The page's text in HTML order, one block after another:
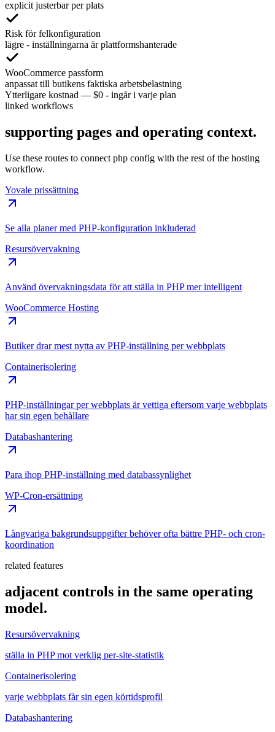
explicit justerbar per plats
Risk för felkonfiguration
lägre - inställningarna är plattformshanterade
WooCommerce passform
anpassat till butikens faktiska arbetsbelastning
Ytterligare kostnad — $0 - ingår i varje plan
linked workflows
supporting pages and operating context.
Use these routes to connect php config with the rest of the hosting
workflow.
Yovale prissättning
Se alla planer med PHP-konfiguration inkluderad
Resursövervakning
Använd övervakningsdata för att ställa in PHP mer intelligent
WooCommerce Hosting
Butiker drar mest nytta av PHP-inställning per webbplats
Containerisolering
PHP-inställningar per webbplats är vettiga eftersom varje webbplats
har sin egen behållare
Databashantering
Para ihop PHP-inställning med databassynlighet
WP-Cron-ersättning
Långvariga bakgrundsuppgifter behöver ofta bättre PHP- och cron-
koordination
related features
adjacent controls in the same operating
model.
Resursövervakning
ställa in PHP mot verklig per-site-statistik
Containerisolering
varje webbplats får sin egen körtidsprofil
Databashantering